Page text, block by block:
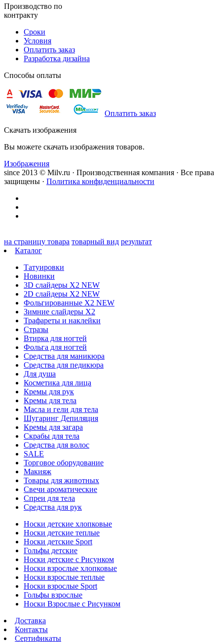
Производство по
контракту
Сроки
Условия
Оплатить заказ
Разработка дизайна
Способы оплаты
Оплатить заказ
Скачать изображения
Вы можете скачать изображения товаров.
Изображения
since 2013 © Milv.ru · Производственная компания · Все права
защищены · Политика конфиденциальности
на страницу товара товарный вид результат
Каталог
Татуировки
Новинки
3D слайдеры X2 NEW
2D слайдеры X2 NEW
Фольгированные X2 NEW
Зимние слайдеры Х2
Трафареты и наклейки
Стразы
Втирка для ногтей
Фольга для ногтей
Средства для маникюра
Средства для педикюра
Для душа
Косметика для лица
Кремы для рук
Кремы для тела
Масла и гели для тела
Шугаринг Депиляция
Кремы для загара
Скрабы для тела
Средства для волос
SALE
Торговое оборудование
Макияж
Товары для животных
Свечи ароматические
Спреи для тела
Средства для рук
Носки детские хлопковые
Носки детские теплые
Носки детские Sport
Гольфы детские
Носки детские с Рисунком
Носки взрослые хлопковые
Носки взрослые теплые
Носки взрослые Sport
Гольфы взрослые
Носки Взрослые с Рисунком
Доставка
Контакты
Сертификаты